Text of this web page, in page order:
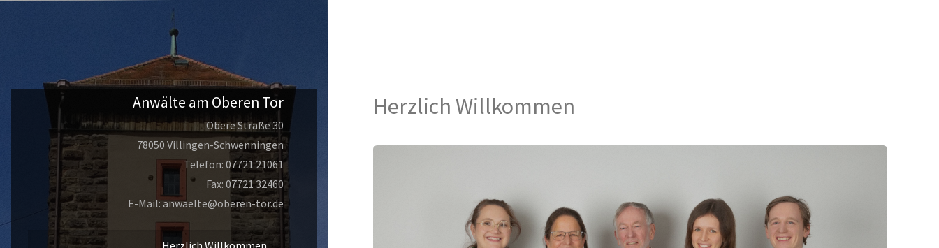
Anwälte am Oberen Tor
Obere Straße 30
78050 Villingen-Schwenningen
Telefon: 07721 21061
Fax: 07721 32460
E-Mail: anwaelte@oberen-tor.de
Herzlich Willkommen
Herzlich Willkommen